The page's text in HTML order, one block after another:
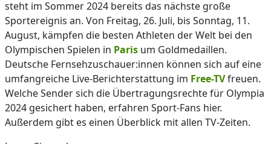
steht im Sommer 2024 bereits das nächste große
Sportereignis an. Von Freitag, 26. Juli, bis Sonntag, 11.
August, kämpfen die besten Athleten der Welt bei den
Olympischen Spielen in Paris um Goldmedaillen.
Deutsche Fernsehzuschauer:innen können sich auf eine
umfangreiche Live-Berichterstattung im Free-TVfreuen.
Welche Sender sich die Übertragungsrechte für Olympia
2024 gesichert haben, erfahren Sport-Fans hier.
Außerdem gibt es einen Überblick mit allen TV-Zeiten.